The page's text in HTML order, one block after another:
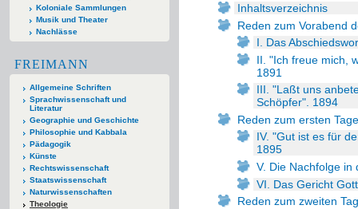
Koloniale Sammlungen
Musik und Theater
Nachlässe
FREIMANN
Allgemeine Schriften
Sprachwissenschaft und
Literatur
Geographie und Geschichte
Philosophie und Kabbala
Pädagogik
Künste
Rechtswissenschaft
Staatswissenschaft
Naturwissenschaften
Theologie
Inhaltsverzeichnis
Reden zum Vorabend
I. Das
II. "Ich freue mich,
1891
III. "Laßt uns
Schöpfer". 1894
Reden zum ersten
IV. "Gut ist es für
1895
V. Die Nachfolge in
VI. Das Gericht
Reden zum zweiten